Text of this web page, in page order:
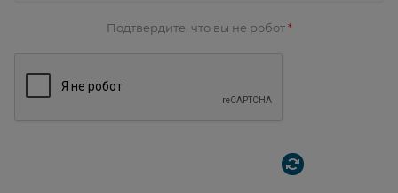
Подтвердите, что вы не робот *